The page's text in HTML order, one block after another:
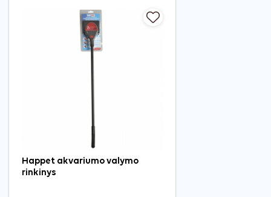
Happet akvariumo valymo
rinkinys